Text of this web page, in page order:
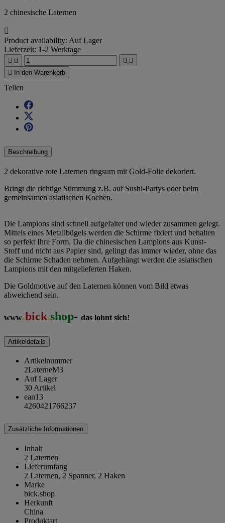
2 chinesische Laternen

Product availability: Auf Lager
Lieferzeit: 1-2 Werktage
   

In den Warenkorb
Teilen
Beschreibung
2 dekorative rote Laternen ringsum mit Gold-Folie dekoriert.
Bringt die richtige Stimmung z.B. auf Sushi-Partys oder beim
gemeinsamen asiatischen Kochen.
Die Lampions sind schnell aufgefaltet und wieder zusammen gelegt.
Mittels eines Metallbügels werden die Schirme fixiert und behalten
so perfekt Ihre Form. Da die chinesischen Lampions aus Kunst-
Stoff und nicht aus Papier sind, gelingt das immer wieder, ohne das
die Schirme Schaden nehmen. Aufgehängt werden die asiatischen
Lampions mit den mitgelieferten Haken.
Die Goldmotive auf den Laternen können vom Bild etwas
abweichend sein.
www.bick.shop- das lohnt sich!
Artikeldetails
Artikelnummer
2LaterneM3
Auf Lager
30 Artikel
ean13
4260421766237
Zusätzliche Informationen
Inhalt
2 Laternen
Lieferumfang
2 Laternen, 2 Spanner, 2 Haken
Marke
bick.shop
Herkunft
China
Produktart